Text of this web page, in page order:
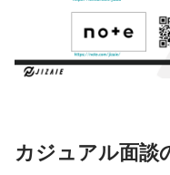
カジュアル面談